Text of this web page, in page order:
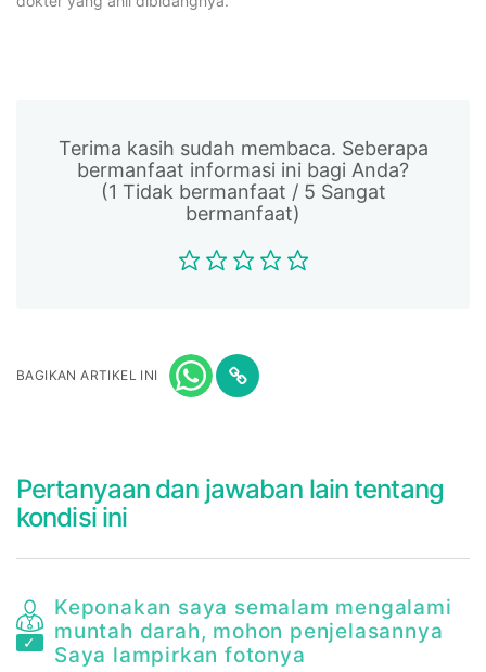
Terima kasih sudah membaca. Seberapa
bermanfaat informasi ini bagi Anda?
(1 Tidak bermanfaat / 5 Sangat
bermanfaat)
BAGIKAN ARTIKEL INI
Pertanyaan dan jawaban lain tentang
kondisi ini
Keponakan saya semalam mengalami
muntah darah, mohon penjelasannya
Saya lampirkan fotonya